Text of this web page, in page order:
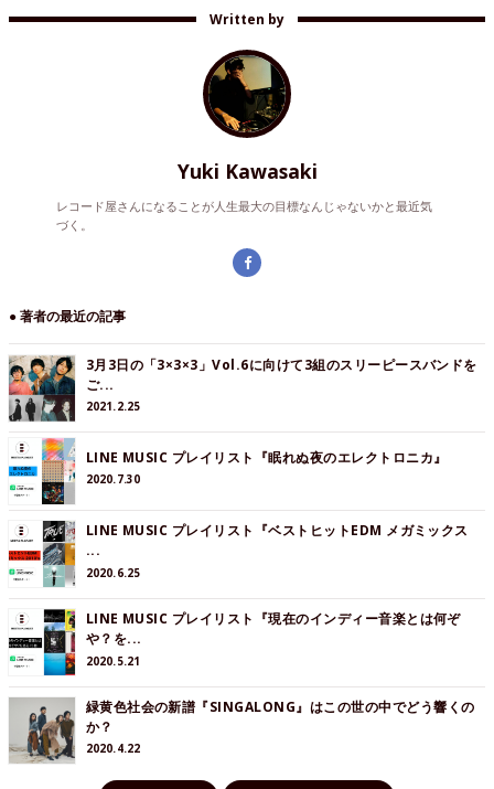
Written by
Yuki Kawasaki
レコード屋さんになることが人生最大の目標なんじゃないかと最近気
づく。
● 著者の最近の記事
3月3日の「3×3×3」Vol.6に向けて3組のスリーピースバンドを
ご...
2021.2.25
LINE MUSIC プレイリスト『眠れぬ夜のエレクトロニカ』
2020.7.30
LINE MUSIC プレイリスト『ベストヒットEDM メガミックス
...
2020.6.25
LINE MUSIC プレイリスト『現在のインディー音楽とは何ぞ
や？を...
2020.5.21
緑黄色社会の新譜『SINGALONG』はこの世の中でどう響くの
か？
2020.4.22